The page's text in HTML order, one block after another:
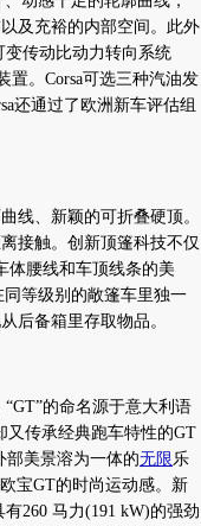
以及充裕的内部空间。此外
变传动比动力转向系统
置。Corsa可选三种汽油发
还通过了欧洲新车评估组
线、新颖的可折叠硬顶。
接触。创新顶篷科技不仅
体腰线和车顶线条的美
等级别的敞篷车里独一
后备箱里存取物品。
的命名源于意大利语
又传承经典跑车特性的GT
部美景溶为一体的无限乐
宝GT的时尚运动感。新
260 马力(191 kW)的强劲